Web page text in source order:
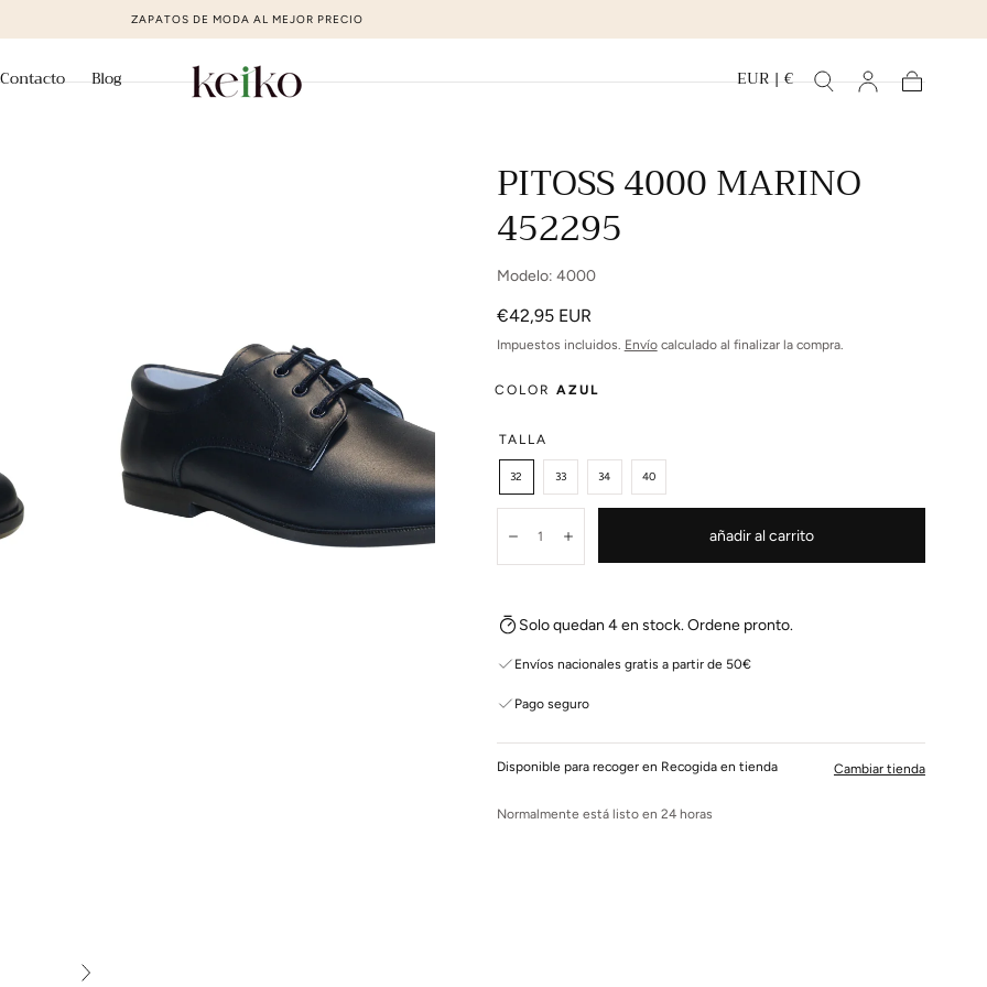
ZAPATOS DE MODA AL MEJOR PRECIO
Contacto Blog EUR | €
PITOSS 4000 MARINO
452295
Modelo: 4000
Precio
regular
€42,95 EUR
Impuestos incluidos. Envíocalculado al finalizar la compra.
COLOR AZUL
TALLA
32 33 34 40
DisminuirAumentar añadir al carrito
Solo quedan 4 en stock. Ordene pronto.
Envíos nacionales gratis a partir de 50€
Pago seguro
Disponible para recoger en Recogida en tienda
Normalmente está listo en 24 horas
Cambiar tienda